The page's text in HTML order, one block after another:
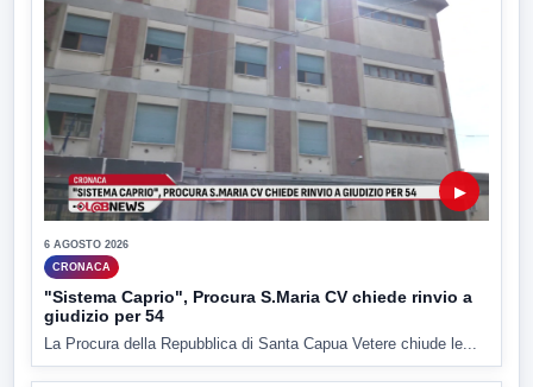
▶
6 AGOSTO 2026
CRONACA
"Sistema Caprio", Procura S.Maria CV chiede rinvio a
giudizio per 54
La Procura della Repubblica di Santa Capua Vetere chiude le...